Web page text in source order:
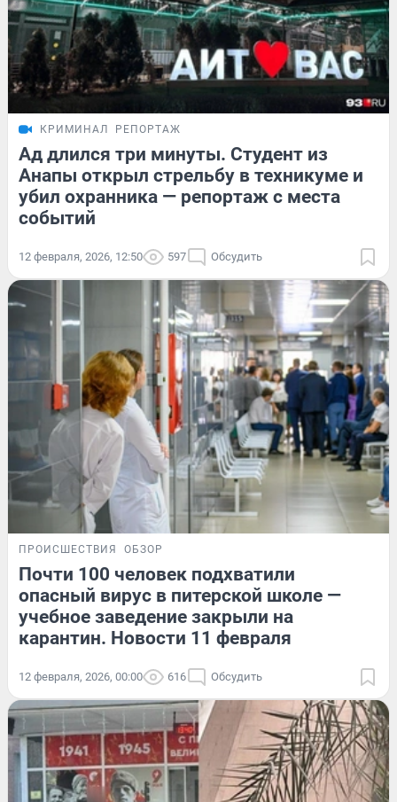
КРИМИНАЛ РЕПОРТАЖ
Ад длился три минуты. Студент из
Анапы открыл стрельбу в техникуме и
убил охранника — репортаж с места
событий
12 февраля, 2026, 12:50 597 Обсудить
ПРОИСШЕСТВИЯ ОБЗОР
Почти 100 человек подхватили
опасный вирус в питерской школе —
учебное заведение закрыли на
карантин. Новости 11 февраля
12 февраля, 2026, 00:00 616 Обсудить